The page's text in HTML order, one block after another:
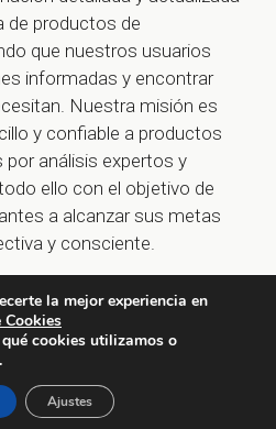
de productos de
que nuestros usuarios
informadas y encontrar
Nuestra misión es
y confiable a productos
por análisis expertos y
ello con el objetivo de
a alcanzar sus metas
y consciente.
-Política de Privacidad y Aviso
de Cookies
la mejor experiencia en
Cookies
cookies utilizamos o
.
Ajustes